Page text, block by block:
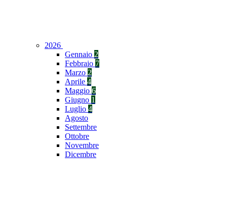
2026
Gennaio 2
Febbraio 7
Marzo 2
Aprile 4
Maggio 6
Giugno 1
Luglio 4
Agosto
Settembre
Ottobre
Novembre
Dicembre